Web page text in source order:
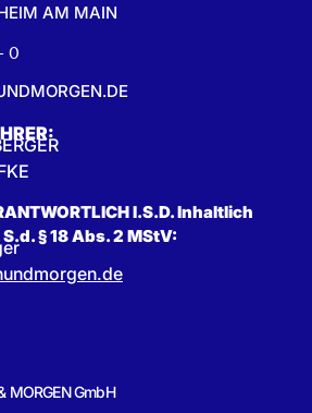
AM MAIN
0
I.S.D. Inhaltlich
§ 18 Abs. 2 MStV:
MORGEN GmbH